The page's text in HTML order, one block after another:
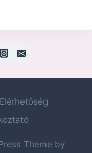
Elérhetőség
Theme by